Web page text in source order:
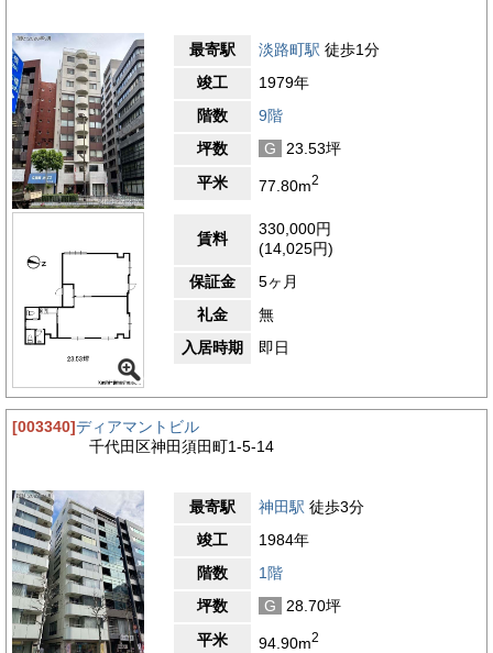
最寄駅 淡路町駅 徒歩1分
竣工
1979年
階数
9階
坪数
G
23.53坪
平米
77.80m2
賃料
330,000円
(14,025円)
保証金
5ヶ月
礼金
無
入居時期
即日
[003340]ディアマントビル
千代田区神田須田町1-5-14
最寄駅 神田駅 徒歩3分
竣工
1984年
階数
1階
坪数
G
28.70坪
平米
94.90m2